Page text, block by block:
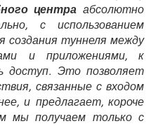
центра абсолютно
с использованием
создания туннеля между
и приложениями, к
Это позволяет
связанные с входом
и предлагает, короче
мы получаем только с